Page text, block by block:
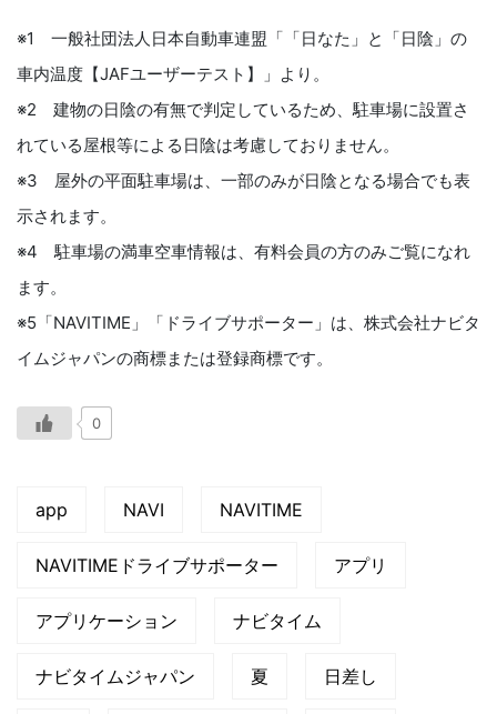
※1 一般社団法人日本自動車連盟「「日なた」と「日陰」の
車内温度【JAFユーザーテスト】」より。
※2 建物の日陰の有無で判定しているため、駐車場に設置さ
れている屋根等による日陰は考慮しておりません。
※3 屋外の平面駐車場は、一部のみが日陰となる場合でも表
示されます。
※4 駐車場の満車空車情報は、有料会員の方のみご覧になれ
ます。
※5「NAVITIME」「ドライブサポーター」は、株式会社ナビタ
イムジャパンの商標または登録商標です。
0
app NAVI NAVITIME
NAVITIMEドライブサポーター アプリ
アプリケーション ナビタイム
ナビタイムジャパン 夏 日差し